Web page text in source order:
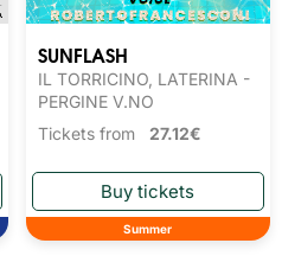
SUNFLASH
IL TORRICINO, LATERINA -
PERGINE V.NO
Tickets from 27.12€
Summer